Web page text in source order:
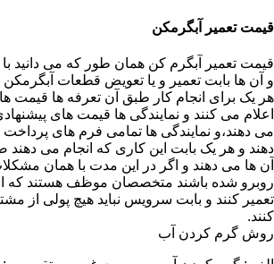
قیمت تعمیر آبگرمکن
قیمت تعمیر آبگرم کن همان طور که می دانید
و آن ها بابت تعمیر و یا تعویض قطعات آبگرمکن
هر یک برای انجام کار طبق آن تعرفه ها قیمت
اعلام می کنند و نمایندگی ها قیمت های
می دهند،و نمایندگی ها تمامی فرم های
دهند و هر یک بابت این کاری که انجام می دهند
آن ها می دهند و اگر در این مدت با همان
روبرو شده باشند متخصصان موظف هستند که ان
تعمیر کنند و بابت سرویس نباید هیچ پولی از
کنند.
روش گرم کردن آب